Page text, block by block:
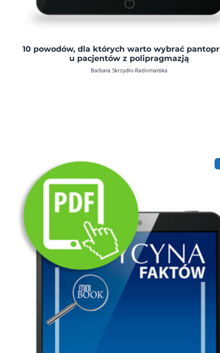
10 powodów, dla których warto wybrać
u pacjentów z polipragmazją
Barbara Skrzydło-Radomańska